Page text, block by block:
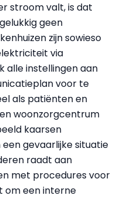
stroom valt, is dat
geen
zijn sowieso
via
alle instellingen aan
voor te
als patiënten en
woonzorgcentrum
kaarsen
gevaarlijke situatie
raadt aan
met procedures voor
om een interne